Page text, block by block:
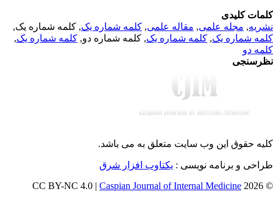
کلیدی
,مجله علمی, مقاله علمی, کلمه شماره یک, کلمه شماره یک,
شماره یک,کلمه شماره یک, کلمه شماره دو,کلمه شماره یک,
دو
حقوق این وب سایت متعلق بهمی باشد.
و برنامه نویسی : یکتاوب افزار شرق
©
Caspian Journal of Internal Medicine